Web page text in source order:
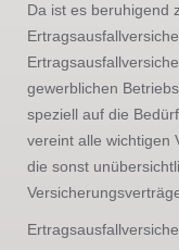
Da ist es beruhigend
gewerblichen
speziell auf die
vereint alle wichtigen
die sonst